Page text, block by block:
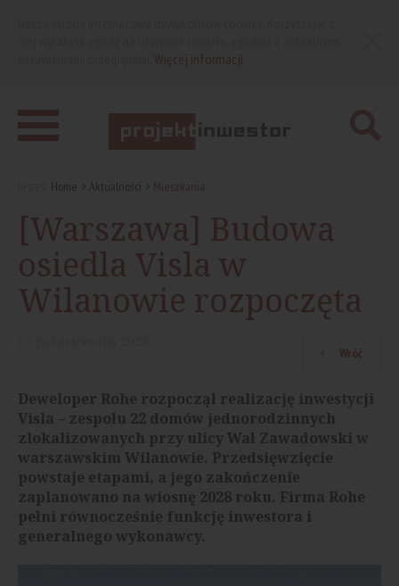
Home Aktualności Mieszkania
[Warszawa] Budowa
osiedla Visla w
Wilanowie rozpoczęta
Wróć
Deweloper Rohe rozpoczął realizację inwestycji
Visla – zespołu 22 domów jednorodzinnych
zlokalizowanych przy ulicy Wał Zawadowski w
warszawskim Wilanowie. Przedsięwzięcie
powstaje etapami, a jego zakończenie
zaplanowano na wiosnę 2028 roku. Firma Rohe
pełni równocześnie funkcję inwestora i
generalnego wykonawcy.